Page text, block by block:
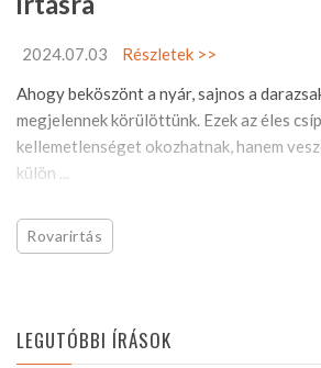
2024.07.03
Részletek >>
Ahogy beköszönt a nyár, sajnos a
megjelennek körülöttünk. Ezek az éles
kellemetlenséget okozhatnak, hanem
külön ...
Rovarirtás
LEGUTÓBBI ÍRÁSOK